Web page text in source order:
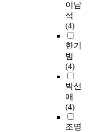
이남
석
(4)
한기
범
(4)
박선
애
(4)
조명